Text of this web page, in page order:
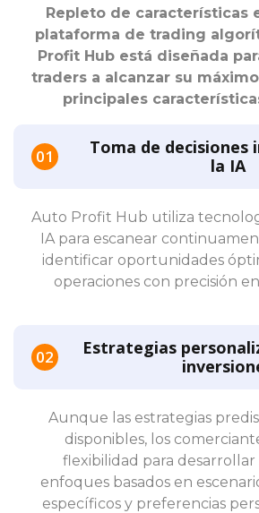
Repleto de características
plataforma de trading
Profit Hub está diseñada
traders a alcanzar su
principales
Toma de decisiones
la IA
Auto Profit Hub utiliza
IA para escanear
identificar oportunidades
operaciones con precisión
Estrategias
Aunque las estrategias
disponibles, los
flexibilidad para desarrollar
enfoques basados en
específicos y preferencias